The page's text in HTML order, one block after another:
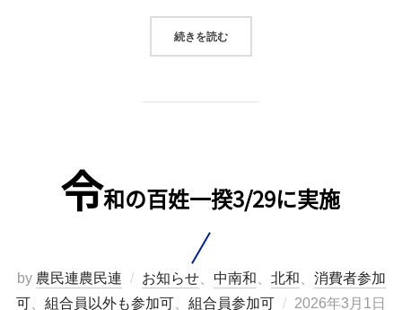
続きを読む“なんでも勉強会のお知らせ 農業
令和の百姓一揆3/29に実施
by 農民連農民連 お知らせ、 中南和 北和
消費者参加
可
組合員以外も参加可 組合員参加可
投
2026年3月1日